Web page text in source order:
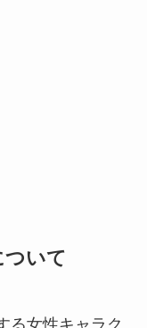
ついて